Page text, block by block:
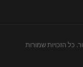
כל הזכויות שמורות